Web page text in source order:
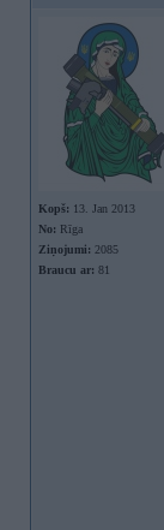
Kopš: 13. Jan 2013
No: Rīga
Ziņojumi: 2085
Braucu ar: 81